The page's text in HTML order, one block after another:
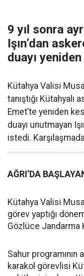
9 yıl sonra
Işın’dan
duayı yeniden
Kütahya Valisi Musa
tanıştığı Kütahyalı
Emet’te yeniden
duayı unutmayan
istedi.
AĞRI’DA
Kütahya Valisi
görev yaptığı
Gözlüce Jandarma
Sahur programının
karakol görevlisi